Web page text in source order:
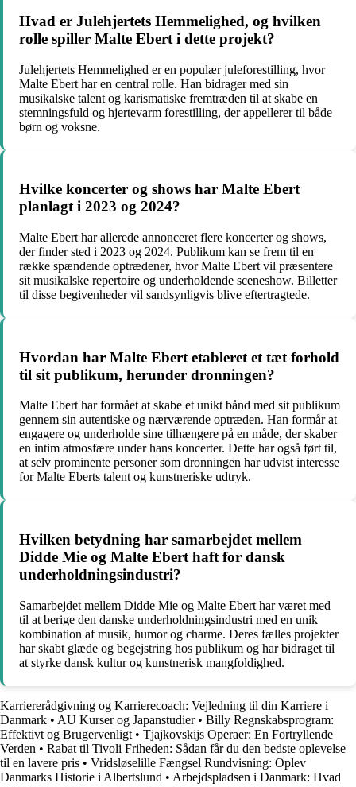
Hvad er Julehjertets Hemmelighed, og hvilken
rolle spiller Malte Ebert i dette projekt?
Julehjertets Hemmelighed er en populær juleforestilling, hvor
Malte Ebert har en central rolle. Han bidrager med sin
musikalske talent og karismatiske fremtræden til at skabe en
stemningsfuld og hjertevarm forestilling, der appellerer til både
børn og voksne.
Hvilke koncerter og shows har Malte Ebert
planlagt i 2023 og 2024?
Malte Ebert har allerede annonceret flere koncerter og shows,
der finder sted i 2023 og 2024. Publikum kan se frem til en
række spændende optrædener, hvor Malte Ebert vil præsentere
sit musikalske repertoire og underholdende sceneshow. Billetter
til disse begivenheder vil sandsynligvis blive eftertragtede.
Hvordan har Malte Ebert etableret et tæt forhold
til sit publikum, herunder dronningen?
Malte Ebert har formået at skabe et unikt bånd med sit publikum
gennem sin autentiske og nærværende optræden. Han formår at
engagere og underholde sine tilhængere på en måde, der skaber
en intim atmosfære under hans koncerter. Dette har også ført til,
at selv prominente personer som dronningen har udvist interesse
for Malte Eberts talent og kunstneriske udtryk.
Hvilken betydning har samarbejdet mellem
Didde Mie og Malte Ebert haft for dansk
underholdningsindustri?
Samarbejdet mellem Didde Mie og Malte Ebert har været med
til at berige den danske underholdningsindustri med en unik
kombination af musik, humor og charme. Deres fælles projekter
har skabt glæde og begejstring hos publikum og har bidraget til
at styrke dansk kultur og kunstnerisk mangfoldighed.
Karriererådgivning og Karrierecoach: Vejledning til din Karriere i
Danmark • AU Kurser og Japanstudier• Billy Regnskabsprogram:
Effektivt og Brugervenligt • Tjajkovskijs Operaer: En Fortryllende
Verden • Rabat til Tivoli Friheden: Sådan får du den bedste oplevelse
til en lavere pris • Vridsløselille Fængsel Rundvisning: Oplev
Danmarks Historie i Albertslund • Arbejdspladsen i Danmark: Hvad